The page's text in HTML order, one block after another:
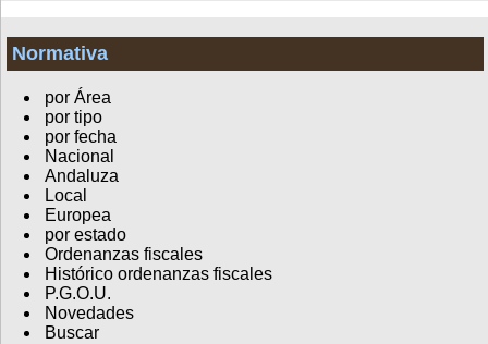
Normativa
por Área
por tipo
por fecha
Nacional
Andaluza
Local
Europea
por estado
Ordenanzas fiscales
Histórico ordenanzas fiscales
P.G.O.U.
Novedades
Buscar